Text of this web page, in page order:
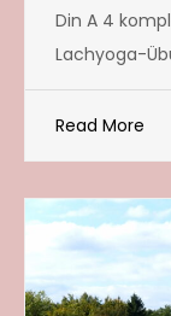
Din A 4
Lachyoga-
Read More